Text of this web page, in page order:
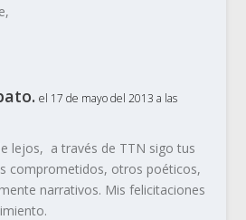
el 17 de mayo del 2013 a las
lejos, a través de TTN sigo tus
comprometidos, otros poéticos,
narrativos. Mis felicitaciones